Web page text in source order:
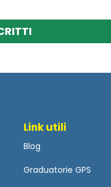
Link utili
Blog
Graduatorie GPS